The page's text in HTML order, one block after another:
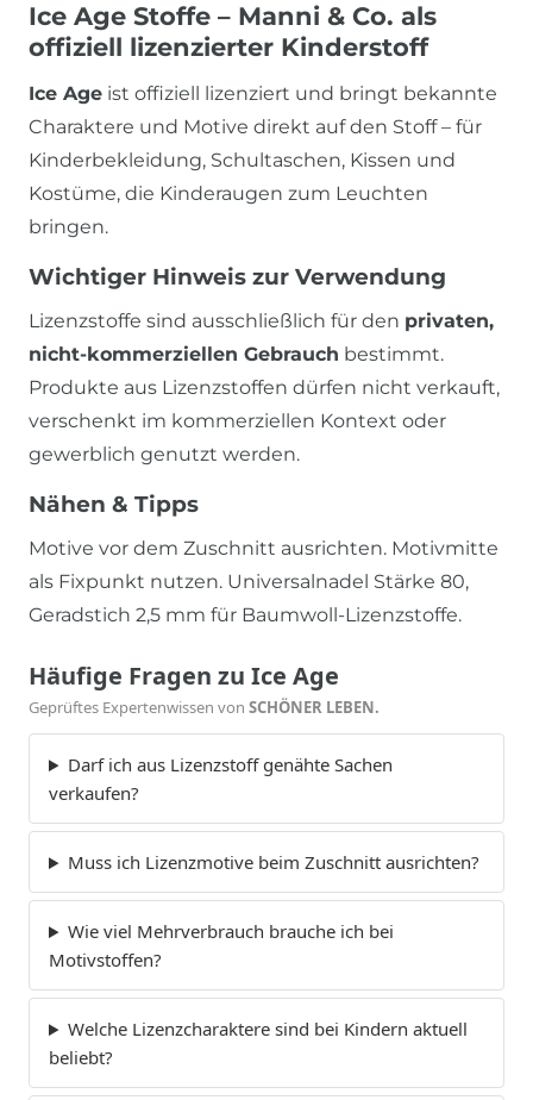
Ice Age Stoffe – Manni & Co. als
offiziell lizenzierter Kinderstoff
Ice Age ist offiziell lizenziert und bringt bekannte
Charaktere und Motive direkt auf den Stoff – für
Kinderbekleidung, Schultaschen, Kissen und
Kostüme, die Kinderaugen zum Leuchten
bringen.
Wichtiger Hinweis zur Verwendung
Lizenzstoffe sind ausschließlich für den privaten,
nicht-kommerziellen Gebrauch bestimmt.
Produkte aus Lizenzstoffen dürfen nicht verkauft,
verschenkt im kommerziellen Kontext oder
gewerblich genutzt werden.
Nähen & Tipps
Motive vor dem Zuschnitt ausrichten. Motivmitte
als Fixpunkt nutzen. Universalnadel Stärke 80,
Geradstich 2,5 mm für Baumwoll-Lizenzstoffe.
Häufige Fragen zu Ice Age
Geprüftes Expertenwissen von SCHÖNER LEBEN.
Darf ich aus Lizenzstoff genähte Sachen
verkaufen?
Muss ich Lizenzmotive beim Zuschnitt ausrichten?
Wie viel Mehrverbrauch brauche ich bei
Motivstoffen?
Welche Lizenzcharaktere sind bei Kindern aktuell
beliebt?